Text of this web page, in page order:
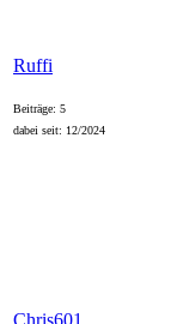
Ruffi
Beiträge: 5
dabei seit: 12/2024
Chris601